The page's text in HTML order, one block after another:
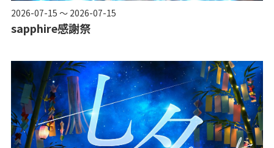
2026-07-15 ～ 2026-07-15
sapphire感謝祭